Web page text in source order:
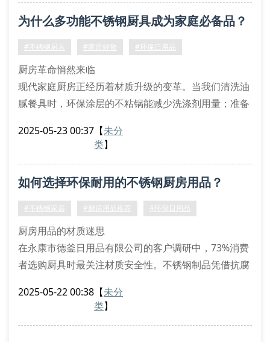
快速解冻板缩短备餐时间
丝扣密封罐保持食材新鲜度
智能感应垃圾桶正改变传统清洁方式，通过红外线感应
技术实现零
为什么多功能不锈钢厨具成为家庭必备品？
#不锈钢厨具 #家居好物 #环保日用品
厨房革命悄然来临
现代家庭厨房正经历着材质升级的变革。当我们清洗油
腻餐具时，环保涂层的不粘锅能减少洗涤剂用量；准备
罐时，丝扣密封设计确保食材新鲜。这些创新设计正在
抗菌特性：食品级304不锈钢表面抑制细菌滋生
耐久性能：双层结构锅具经得起长期高温考验
烹饪效率：快
2025-05-23 00:37 【未分
类】
如何选择环保耐用的不锈钢厨房用品？
#不锈钢家居 #厨房用品推荐 #环保日用品
厨房用品的材质迷思
在永康市德釜日用品有限公司的客户调研中，73%消费
者选购厨具时最关注材质安全性。不锈钢制品凭借抗腐
标榜”304食品级”的产品，实际铬镍含量达标的不足六
2025-05-22 00:38 【未分
类】